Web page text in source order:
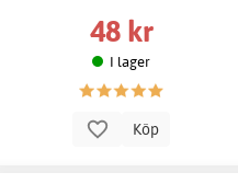
48 kr
I lager
Köp